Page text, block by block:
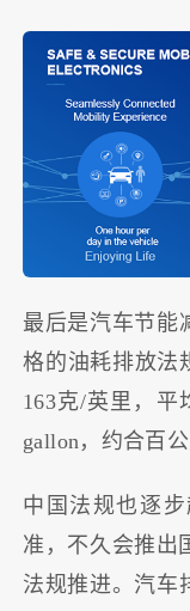
最后是汽车节能
格的油耗排放法
163克/英里，平
gallon，约合百
中国法规也逐
准，不久会推出
法规推进。汽车